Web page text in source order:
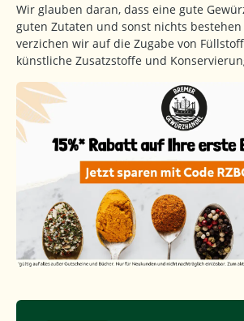
Wir glauben daran, dass eine gute
guten Zutaten und sonst nichts
verzichen wir auf die Zugabe von
künstliche Zusatzstoffe und